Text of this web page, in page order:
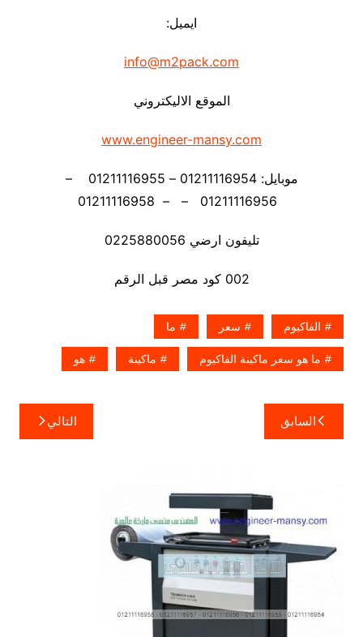
ايميل:
info@m2pack.com
الموقع الاليكتروني
www.engineer-mansy.com
موبايل: 01211116954 – 01211116955 –
تليفون ارضي 0225880056
002 كود مصر قبل الرقم
الفاكيوم سعر ما
ما هو سعر ماكينة الفاكيوم ماكينة هو
تصفّح
المقالات
السابق التالي